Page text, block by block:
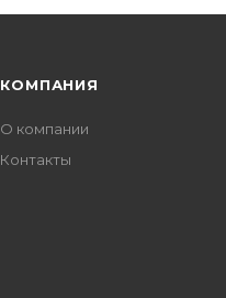
КОМПАНИЯ
О компании
Контакты